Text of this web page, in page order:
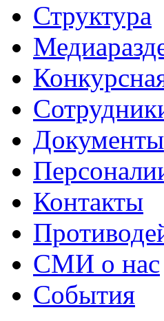
Структура
Документы
Контакты
СМИ о нас
События